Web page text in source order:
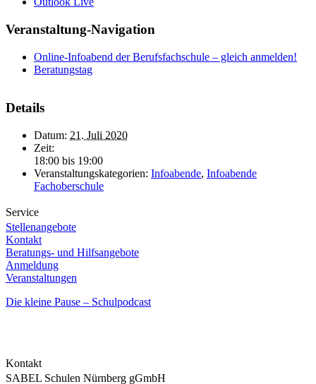
Veranstaltung-Navigation
Online-Infoabend der Berufsfachschule – gleich anmelden!
Beratungstag
Details
Datum: 21. Juli 2020
Zeit:
18:00 bis 19:00
Veranstaltungskategorien: Infoabende, Infoabende
Fachoberschule
Service
Stellenangebote
Kontakt
Beratungs- und Hilfsangebote
Anmeldung
Veranstaltungen
Die kleine Pause – Schulpodcast
Kontakt
SABEL Schulen Nürnberg gGmbH